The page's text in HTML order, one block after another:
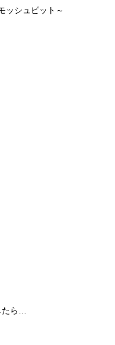
ッシュピット～
ら…